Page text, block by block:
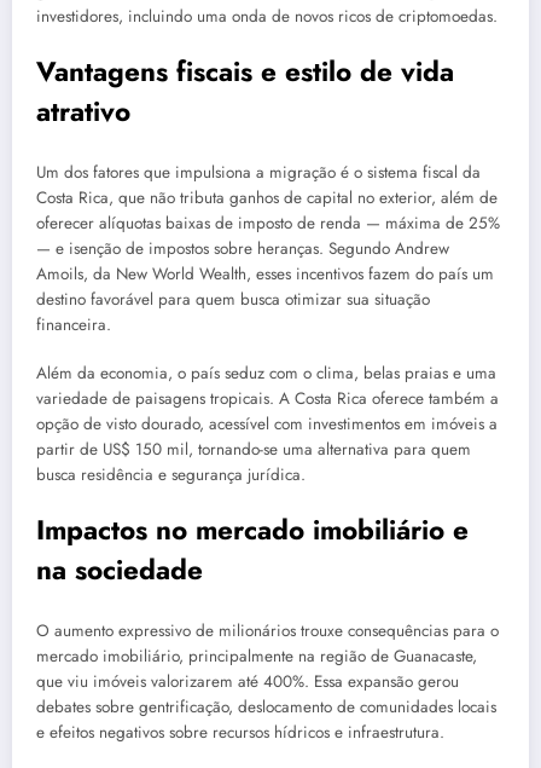
investidores, incluindo uma onda de novos ricos de criptomoedas.
Vantagens fiscais e estilo de vida
atrativo
Um dos fatores que impulsiona a migração é o sistema fiscal da
Costa Rica, que não tributa ganhos de capital no exterior, além de
oferecer alíquotas baixas de imposto de renda — máxima de 25%
— e isenção de impostos sobre heranças. Segundo Andrew
Amoils, da New World Wealth, esses incentivos fazem do país um
destino favorável para quem busca otimizar sua situação
financeira.
Além da economia, o país seduz com o clima, belas praias e uma
variedade de paisagens tropicais. A Costa Rica oferece também a
opção de visto dourado, acessível com investimentos em imóveis a
partir de US$ 150 mil, tornando-se uma alternativa para quem
busca residência e segurança jurídica.
Impactos no mercado imobiliário e
na sociedade
O aumento expressivo de milionários trouxe consequências para o
mercado imobiliário, principalmente na região de Guanacaste,
que viu imóveis valorizarem até 400%. Essa expansão gerou
debates sobre gentrificação, deslocamento de comunidades locais
e efeitos negativos sobre recursos hídricos e infraestrutura.